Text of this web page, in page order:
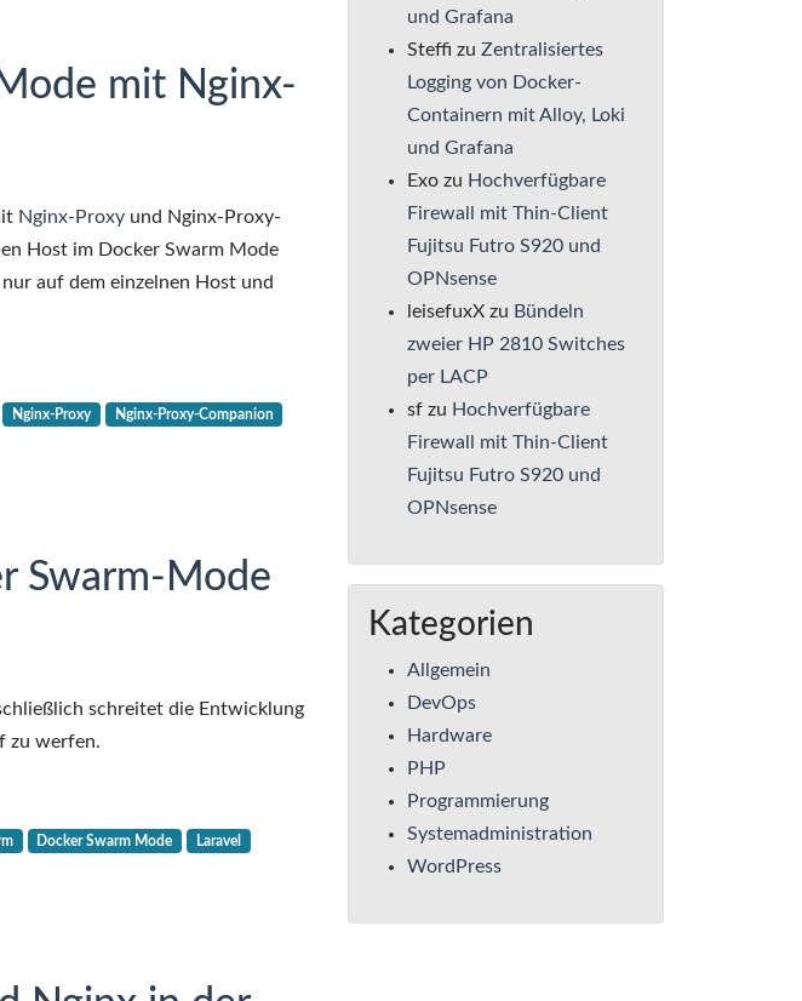
mit Nginx-
Nginx-Proxy und Nginx-Proxy-
Host im Docker Swarm Mode
auf dem einzelnen Host und
Nginx-Proxy Nginx-Proxy-Companion
Swarm-Mode
schreitet die Entwicklung
zu werfen.
Docker Swarm Mode Laravel
und Grafana
Steffi zu Zentralisiertes
Logging von Docker-
Containern mit Alloy, Loki
und Grafana
Exo zu Hochverfügbare
Firewall mit Thin-Client
Fujitsu Futro S920 und
OPNsense
leisefuxX zu Bündeln
zweier HP 2810 Switches
per LACP
sf zu Hochverfügbare
Firewall mit Thin-Client
Fujitsu Futro S920 und
OPNsense
Kategorien
Allgemein
DevOps
Hardware
PHP
Programmierung
Systemadministration
WordPress